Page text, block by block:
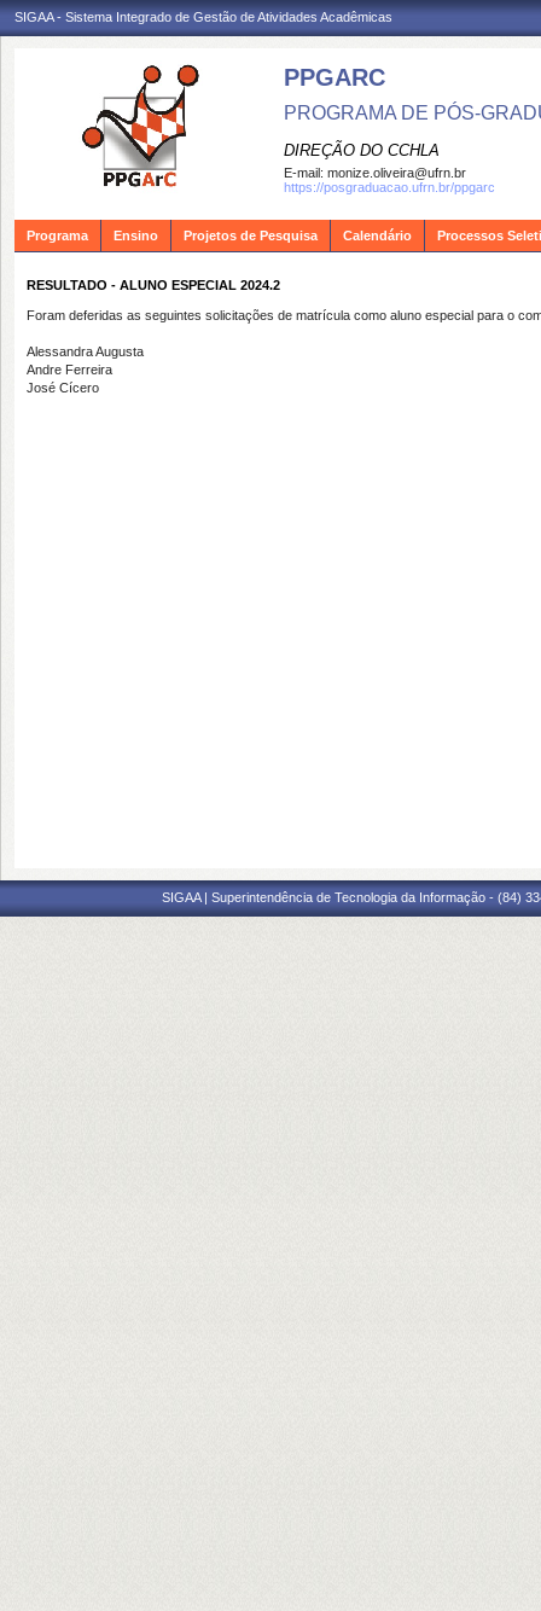
SIGAA - Sistema Integrado de Gestão de Atividades Acadêmicas
PPGARC
PROGRAMA DE PÓS-
DIREÇÃO DO CCHLA
E-mail: monize.oliveira@ufrn.br
https://posgraduacao.ufrn.br/ppgarc
Programa Ensino Projetos de Pesquisa Calendário Processos
RESULTADO - ALUNO ESPECIAL 2024.2
Foram deferidas as seguintes solicitações de matrícula como aluno especial para o
Alessandra Augusta
Andre Ferreira
José Cícero
SIGAA | Superintendência de Tecnologia da Informação - (84)